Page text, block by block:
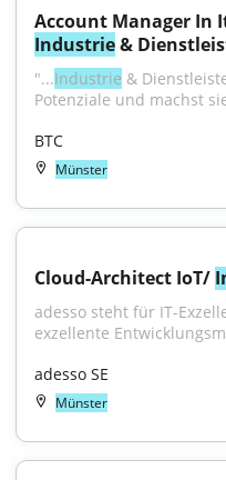
Industrie &
"...Industrie &
Potenziale und machst
BTC
Münster
Cloud-Architect IoT/
adesso steht für IT-
exzellente
adesso SE
Münster